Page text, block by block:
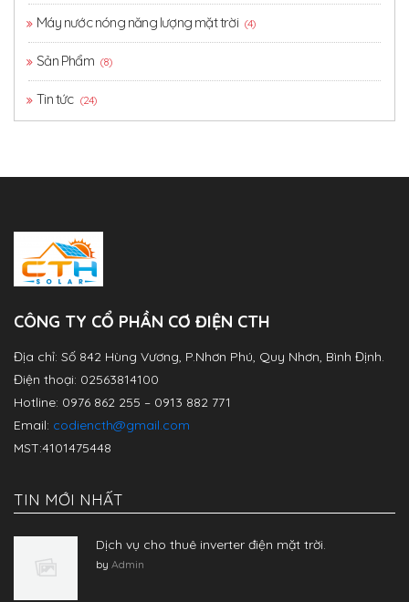
Máy nước nóng năng lượng mặt trời (4)
Sản Phẩm (8)
Tin tức (24)
CÔNG TY CỔ PHẦN CƠ ĐIỆN CTH
Địa chỉ: Số 842 Hùng Vương, P.Nhơn Phú, Quy Nhơn, Bình Định.
Điện thoại: 02563814100
Hotline: 0976 862 255 – 0913 882 771
Email: codiencth@gmail.com
MST:4101475448
TIN MỚI NHẤT
Dịch vụ cho thuê inverter điện mặt trời.
by Admin